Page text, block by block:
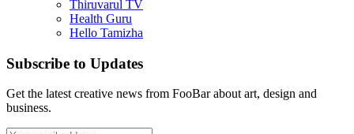
Thiruvarul TV
Health Guru
Hello Tamizha
Subscribe to Updates
Get the latest creative news from FooBar about art, design and
business.